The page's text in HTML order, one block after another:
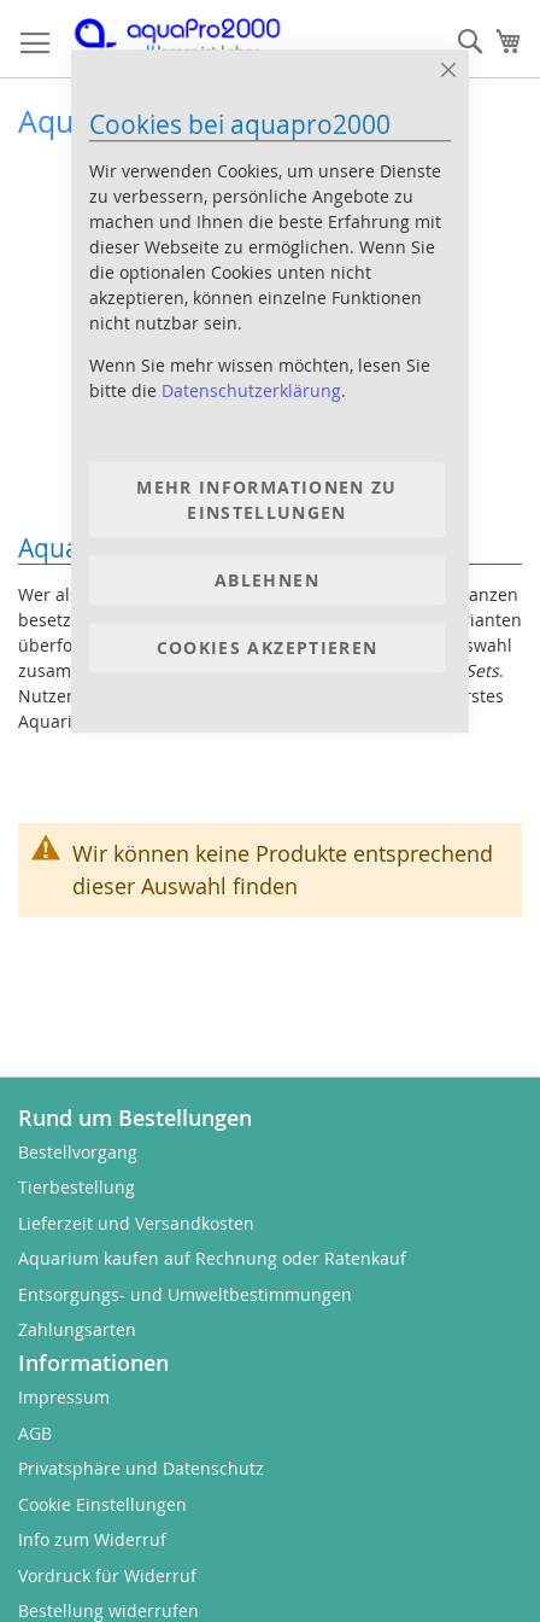
Close
Cookies bei aquapro2000
Wir verwenden Cookies, um unsere Dienste
zu verbessern, persönliche Angebote zu
machen und Ihnen die beste Erfahrung mit
dieser Webseite zu ermöglichen. Wenn Sie
die optionalen Cookies unten nicht
akzeptieren, können einzelne Funktionen
nicht nutzbar sein.
Wenn Sie mehr wissen möchten, lesen Sie
bitte die Datenschutzerklärung.
COOKIES AKZEPTIEREN
MEHR INFORMATIONEN ZU
EINSTELLUNGEN
ABLEHNEN
zum
Aquarium Pflanzen Set
Aquarium Pflanzen Sets für Einsteiger
Wer als Anfänger in der Aquaristik ein Aquarium mit Pflanzen
besetzen will ist oft von der Menge der verfügbaren Varianten
überfordert. Um schnell und günstig eine passende Auswahl
zusammenzustellen gibt es unsere
Aquarium Pflanzen Sets.
Nutzen Sie den einfachen und günstigen Weg um ihr erstes
Aquarium ansprechend einzurichten.
Wir können keine Produkte entsprechend
dieser Auswahl finden
Rund um Bestellungen
Bestellvorgang
Tierbestellung
Lieferzeit und Versandkosten
Aquarium kaufen auf Rechnung oder Ratenkauf
Entsorgungs- und Umweltbestimmungen
Zahlungsarten
Informationen
Impressum
AGB
Privatsphäre und Datenschutz
Cookie Einstellungen
Info zum Widerruf
Vordruck für Widerruf
Bestellung widerrufen